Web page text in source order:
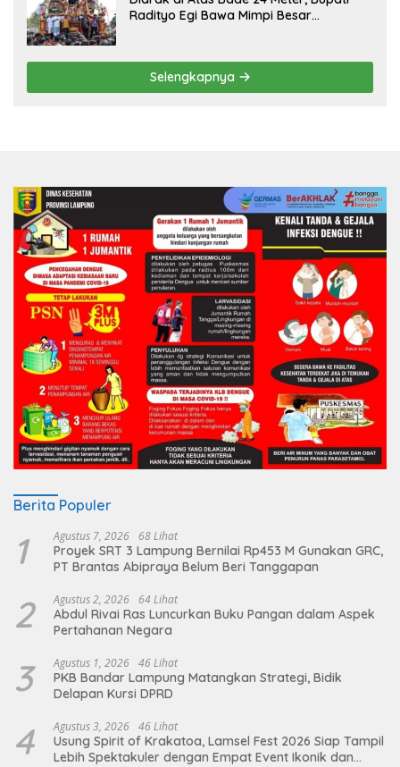
Radityo Egi Bawa Mimpi Besar
Selengkapnya
Berita Populer
1 Agustus 7, 2026 68 Lihat
Proyek SRT 3 Lampung Bernilai Rp453 M Gunakan GRC,
PT Brantas Abipraya Belum Beri Tanggapan
2 Agustus 2, 2026 64 Lihat
Abdul Rivai Ras Luncurkan Buku Pangan dalam Aspek
Pertahanan Negara
3 Agustus 1, 2026 46 Lihat
PKB Bandar Lampung Matangkan Strategi, Bidik
Delapan Kursi DPRD
4 Agustus 3, 2026 46 Lihat
Usung Spirit of Krakatoa, Lamsel Fest 2026 Siap Tampil
Lebih Spektakuler dengan Empat Event Ikonik dan